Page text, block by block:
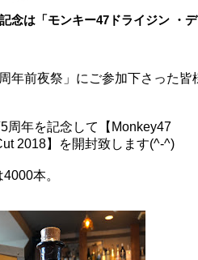
念は「モンキー47ドライジン ・
年前夜祭」にご参加下さった皆
周年を記念して【Monkey47
2018】を開封致します(^-^)
本。